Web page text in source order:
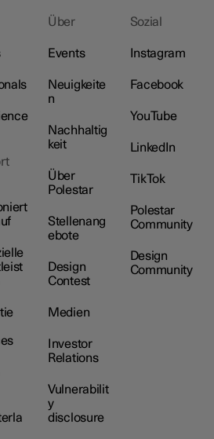
Über
Events
Neuigkeite
n
Nachhaltig
keit
Über
Polestar
Stellenang
ebote
Design
Contest
Medien
Investor
Relations
Vulnerabilit
y
disclosure
Sozial
Instagram
Facebook
YouTube
LinkedIn
TikTok
Polestar
Community
Design
Community